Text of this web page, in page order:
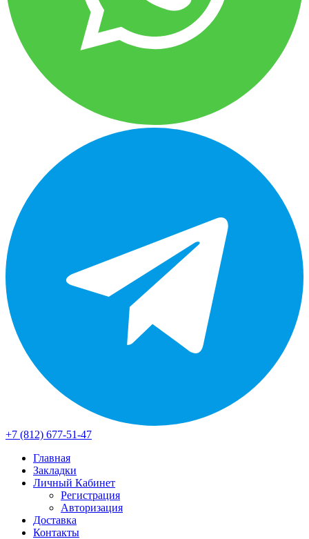
+7 (812) 677-51-47
Главная
Закладки
Личный Кабинет
Регистрация
Авторизация
Доставка
Контакты